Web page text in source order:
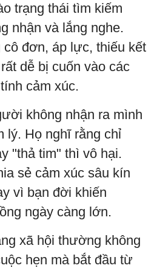
trạng thái tìm kiếm
nhận và lắng nghe.
đơn, áp lực, thiếu kết
dễ bị cuốn vào các
cảm xúc.
không nhận ra mình
lý. Họ nghĩ rằng chỉ
"thả tim" thì vô hại.
sẻ cảm xúc sâu kín
vì bạn đời khiến
ngày càng lớn.
xã hội thường không
hẹn mà bắt đầu từ